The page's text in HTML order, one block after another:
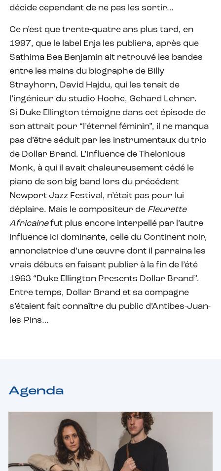
décide cependant de ne pas les sortir…
Ce n’est que trente-quatre ans plus tard, en
1997, que le label Enja les publiera, après que
Sathima Bea Benjamin ait retrouvé les bandes
entre les mains du biographe de Billy
Strayhorn, David Hajdu, qui les tenait de
l’ingénieur du studio Hoche, Gehard Lehner.
Si Duke Ellington témoigne dans cet épisode de
son attrait pour “l’éternel féminin”, il ne manqua
pas d’être séduit par les instrumentaux du trio
de Dollar Brand. L’influence de Thelonious
Monk, à qui il avait chaleureusement cédé le
piano de son big band lors du précédent
Newport Jazz Festival, n’était pas pour lui
déplaire. Mais le compositeur de Fleurette
Africainefut plus encore interpellé par l’autre
influence ici dominante, celle du Continent noir,
annonciatrice d’une œuvre dont il parraina les
vrais débuts en faisant publier à la fin de l’été
1963 “Duke Ellington Presents Dollar Brand”.
Entre temps, Dollar Brand et sa compagne
s’étaient fait connaître du public d’Antibes-Juan-
les-Pins…
Agenda